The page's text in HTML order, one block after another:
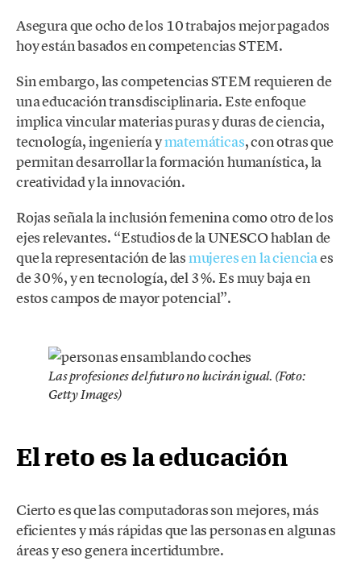
Asegura que ocho de los 10 trabajos mejor pagados
hoy están basados en competencias STEM.
Sin embargo, las competencias STEM requieren de
una educación transdisciplinaria. Este enfoque
implica vincular materias puras y duras de ciencia,
tecnología, ingeniería ymatemáticas, con otras que
permitan desarrollar la formación humanística, la
creatividad y la innovación.
Rojas señala la inclusión femenina como otro de los
ejes relevantes. “Estudios de la UNESCO hablan de
que la representación de lasmujeres en la cienciaes
de 30%, y en tecnología, del 3%. Es muy baja en
estos campos de mayor potencial”.
Las profesiones del futuro no lucirán igual. (Foto:
Getty Images)
El reto es la educación
Cierto es que las computadoras son mejores, más
eficientes y más rápidas que las personas en algunas
áreas y eso genera incertidumbre.